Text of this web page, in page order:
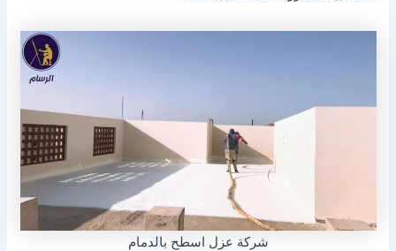
شركة عزل اسطح بالدمام